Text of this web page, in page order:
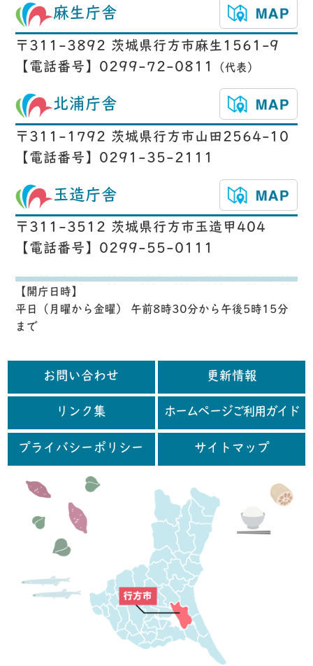
麻生庁舎
〒311-3892 茨城県行方市麻生1561-9
【電話番号】0299-72-0811
（代表）
北浦庁舎
〒311-1792 茨城県行方市山田2564-10
【電話番号】0291-35-2111
玉造庁舎
〒311-3512 茨城県行方市玉造甲404
【電話番号】0299-55-0111
【開庁日時】
平日（月曜から金曜） 午前8時30分から午後5時15分
まで
お問い合わせ 更新情報
リンク集 ホームページご利用ガイド
プライバシーポリシー サイトマップ